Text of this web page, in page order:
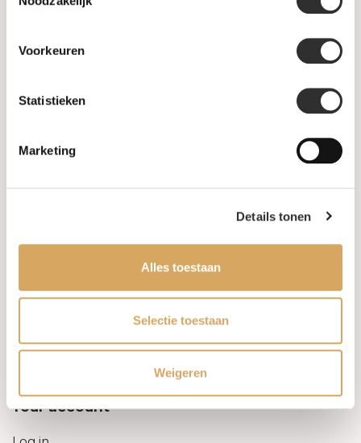
Voorkeuren
Statistieken
Marketing
Details tonen
Alles toestaan
Selectie toestaan
Weigeren
Leveringsvoorwaarden
Privacy Policy
Your account